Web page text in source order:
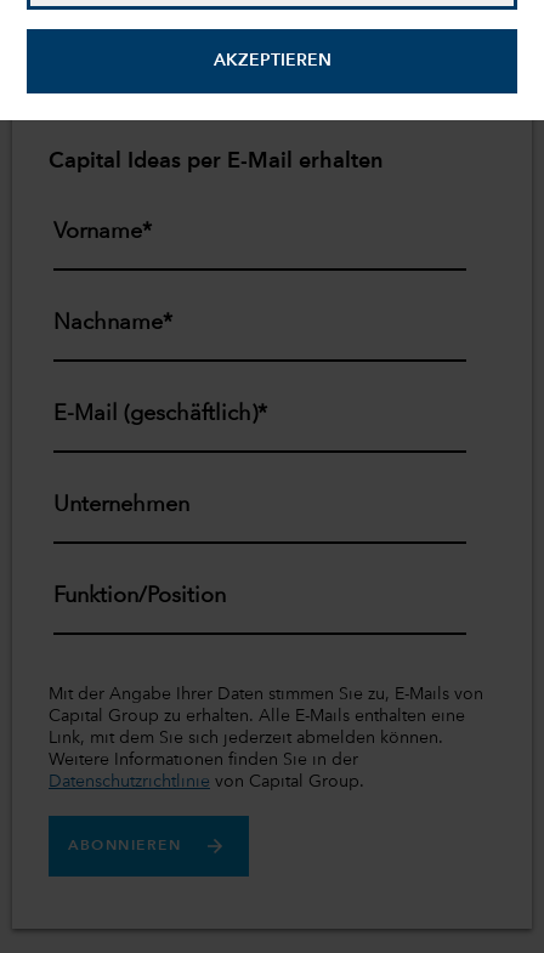
AKZEPTIEREN
Ratschläge zur Beantwortung der
Capital Ideas per E-Mail erhalten
Vorname*
Nachname*
E-Mail (geschäftlich)*
Unternehmen
Funktion/Position
Mit der Angabe Ihrer Daten stimmen Sie zu, E-Mails von
Capital Group zu erhalten. Alle E-Mails enthalten eine
Link, mit dem Sie sich jederzeit abmelden können.
Weitere Informationen finden Sie in der
Datenschutzrichtlinie von Capital Group.
ABONNIEREN